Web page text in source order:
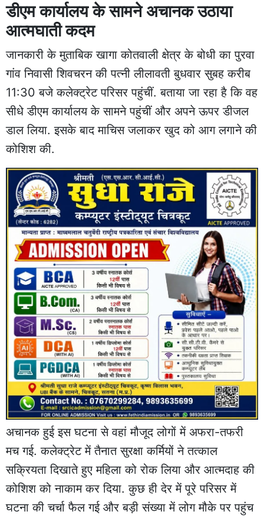
डीएम कार्यालय के सामने अचानक उठाया
आत्मघाती कदम
जानकारी के मुताबिक खागा कोतवाली क्षेत्र के बोधी का पुरवा
गांव निवासी शिवचरन की पत्नी लीलावती बुधवार सुबह करीब
11:30 बजे कलेक्ट्रेट परिसर पहुंचीं. बताया जा रहा है कि वह
सीधे डीएम कार्यालय के सामने पहुंचीं और अपने ऊपर डीजल
डाल लिया. इसके बाद माचिस जलाकर खुद को आग लगाने की
कोशिश की.
अचानक हुई इस घटना से वहां मौजूद लोगों में अफरा-तफरी
मच गई. कलेक्ट्रेट में तैनात सुरक्षा कर्मियों ने तत्काल
सक्रियता दिखाते हुए महिला को रोक लिया और आत्मदाह की
कोशिश को नाकाम कर दिया. कुछ ही देर में पूरे परिसर में
घटना की चर्चा फैल गई और बड़ी संख्या में लोग मौके पर पहुंच